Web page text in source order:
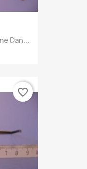
Dan...
favorite_border